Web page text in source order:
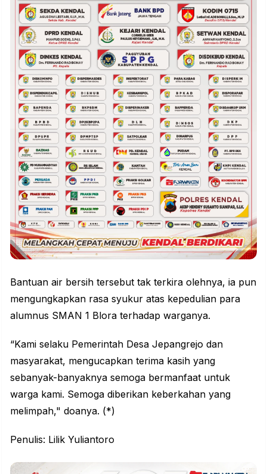
Bantuan air bersih tersebut tak terkira olehnya, ia pun
mengungkapkan rasa syukur atas kepedulian para
alumnus SMAN 1 Blora terhadap warganya.
“Kami selaku Pemerintah Desa Jepangrejo dan
masyarakat, mengucapkan terima kasih yang
sebanyak-banyaknya semoga bermanfaat untuk
warga kami. Semoga diberikan keberkahan yang
melimpah," doanya. (*)
Penulis: Lilik Yuliantoro